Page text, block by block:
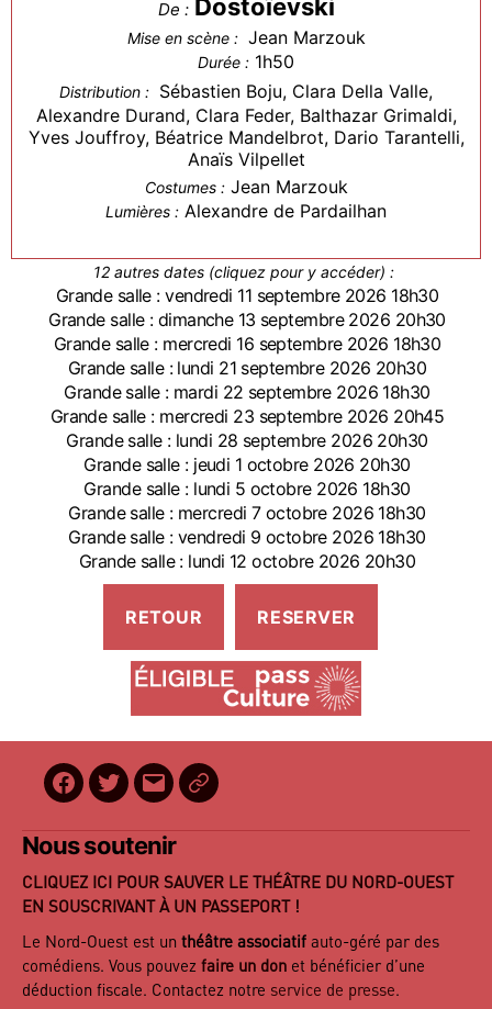
De : Dostoïevski
Mise en scène : Jean Marzouk
Durée : 1h50
Distribution : Sébastien Boju, Clara Della Valle,
Alexandre Durand, Clara Feder, Balthazar Grimaldi,
Yves Jouffroy, Béatrice Mandelbrot, Dario Tarantelli,
Anaïs Vilpellet
Costumes : Jean Marzouk
Lumières : Alexandre de Pardailhan
12 autres dates (cliquez pour y accéder) :
Grande salle : vendredi 11 septembre 2026 18h30
Grande salle : dimanche 13 septembre 2026 20h30
Grande salle : mercredi 16 septembre 2026 18h30
Grande salle : lundi 21 septembre 2026 20h30
Grande salle : mardi 22 septembre 2026 18h30
Grande salle : mercredi 23 septembre 2026 20h45
Grande salle : lundi 28 septembre 2026 20h30
Grande salle : jeudi 1 octobre 2026 20h30
Grande salle : lundi 5 octobre 2026 18h30
Grande salle : mercredi 7 octobre 2026 18h30
Grande salle : vendredi 9 octobre 2026 18h30
Grande salle : lundi 12 octobre 2026 20h30
Facebook
Twitter
E-
mail
BilletReduc
Nous soutenir
CLIQUEZ ICI POUR SAUVER LE THÉÂTRE DU NORD-OUEST
EN SOUSCRIVANT À UN PASSEPORT !
Le Nord-Ouest est un théâtre associatif auto-géré par des
comédiens. Vous pouvez faire un don et bénéficier d’une
déduction fiscale. Contactez notre service de presse.